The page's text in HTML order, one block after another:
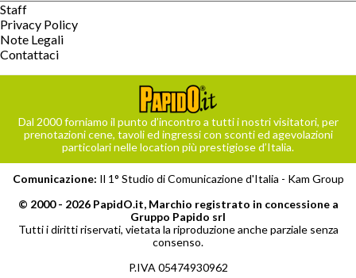
Staff
Privacy Policy
Note Legali
Contattaci
Dal 2000 forniamo il punto d’incontro a tutti i nostri visitatori, per
prenotazioni cene, tavoli ed ingressi con sconti ed agevolazioni
particolari nelle location più prestigiose d’Italia.
Comunicazione: Il 1° Studio di Comunicazione d'Italia - Kam Group
© 2000 - 2026 PapidO.it, Marchio registrato in concessione a
Gruppo Papido srl
Tutti i diritti riservati, vietata la riproduzione anche parziale senza
consenso.
P.IVA 05474930962